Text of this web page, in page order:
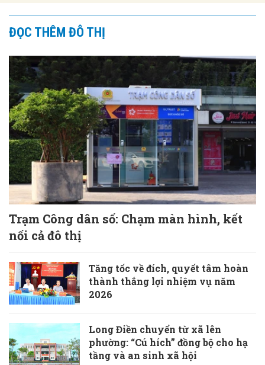
ĐỌC THÊM ĐÔ THỊ
Trạm Công dân số: Chạm màn hình, kết
nối cả đô thị
Tăng tốc về đích, quyết tâm hoàn
thành thắng lợi nhiệm vụ năm
2026
Long Điền chuyển từ xã lên
phường: “Cú hích” đồng bộ cho hạ
tầng và an sinh xã hội